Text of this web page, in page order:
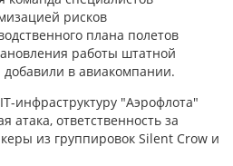
рисков
плана полетов
работы штатной
добавили в авиакомпании.
инфраструктуру "Аэрофлота"
атака, ответственность за
из группировок Silent Crow и